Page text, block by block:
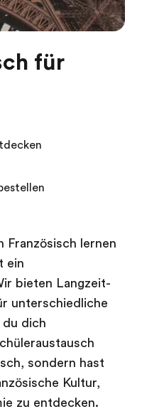
für
Französisch lernen
ein
bieten Langzeit-
unterschiedliche
dich
sondern hast
Kultur,
zu entdecken.